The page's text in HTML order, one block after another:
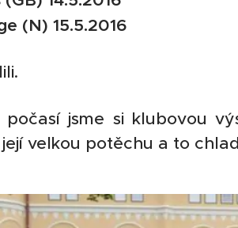
(N) 15.5.2016
počasí jsme si klubovou
velkou potěchu a to